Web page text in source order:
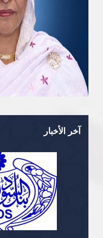
آخر الأخبار